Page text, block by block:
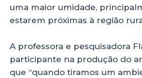
uma maior umidade,
estarem próximas à região
A professora e pesquisadora
participante na produção do
que “quando tiramos um